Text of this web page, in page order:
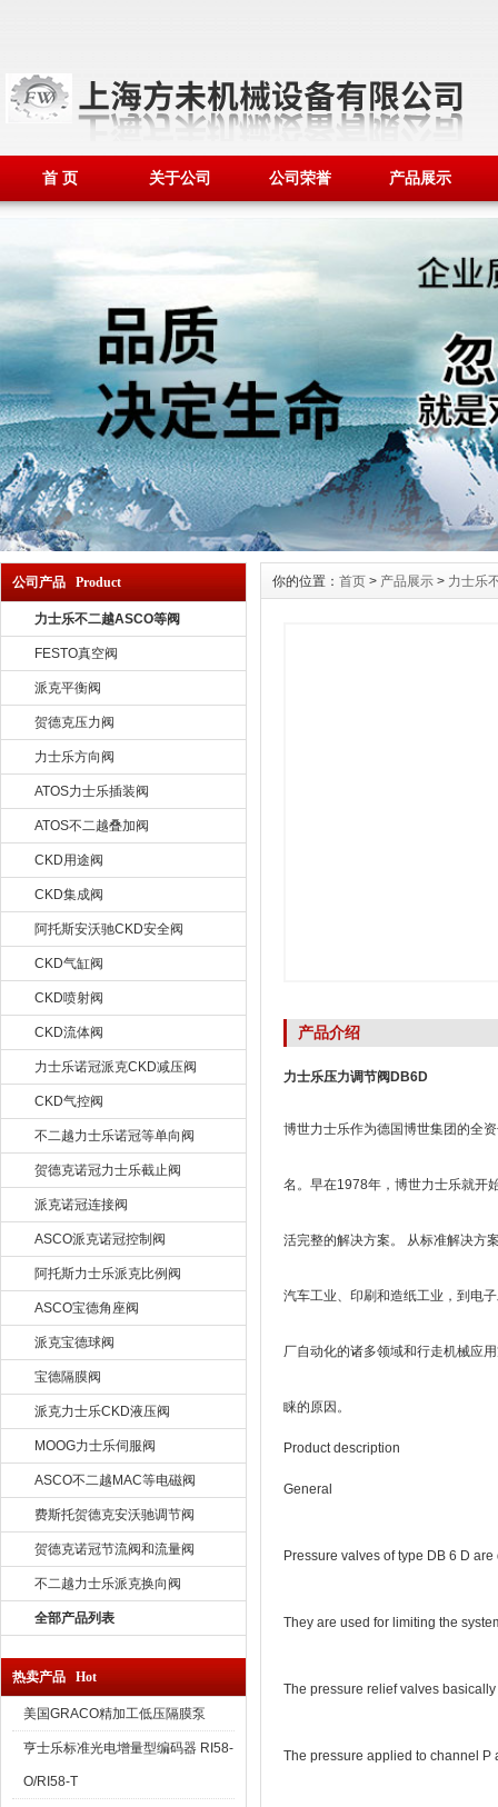
首 页 关于公司 公司荣誉 产品展示
公司产品 Product
力士乐不二越ASCO等阀
FESTO真空阀
派克平衡阀
贺德克压力阀
力士乐方向阀
ATOS力士乐插装阀
ATOS不二越叠加阀
CKD用途阀
CKD集成阀
阿托斯安沃驰CKD安全阀
CKD气缸阀
CKD喷射阀
CKD流体阀
力士乐诺冠派克CKD减压阀
CKD气控阀
不二越力士乐诺冠等单向阀
贺德克诺冠力士乐截止阀
派克诺冠连接阀
ASCO派克诺冠控制阀
阿托斯力士乐派克比例阀
ASCO宝德角座阀
派克宝德球阀
宝德隔膜阀
派克力士乐CKD液压阀
MOOG力士乐伺服阀
ASCO不二越MAC等电磁阀
费斯托贺德克安沃驰调节阀
贺德克诺冠节流阀和流量阀
不二越力士乐派克换向阀
全部产品列表
热卖产品 Hot
美国GRACO精加工低压隔膜泵
亨士乐标准光电增量型编码器 RI58-
O/RI58-T
你的位置： 首页 > 产品展示 > 力士乐
产品介绍
力士乐压力调节阀DB6D
博世力士乐作为德国博世集团的全
名。早在1978年，博世力士乐就开
活完整的解决方案。 从标准解决方
汽车工业、印刷和造纸工业，到电
厂自动化的诸多领域和行走机械应
睐的原因。
Product description
General
Pressure valves of type DB 6 D
They are used for limiting the
The pressure relief valves
The pressure applied to channel P